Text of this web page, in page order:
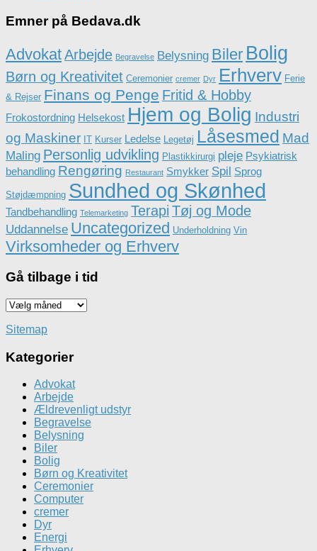
Emner på Bedava.dk
AdvokatArbejde Begravelse Belysning Biler Bolig
Børn og Kreativitet Ceremonier cremer Dyr Erhverv Ferie
& Rejser Finans og Penge Fritid & Hobby
Frokostordning Helsekost Hjem og Bolig Industri
og Maskiner IT Kurser Ledelse Legetøj Låsesmed Mad
Maling Personlig udvikling Plastikkirurgi pleje Psykiatrisk
behandling Rengøring Restaurant Smykker Spil Sprog
Støjdæmpning Sundhed og Skønhed
Tandbehandling Telemarketing Terapi Tøj og Mode
Uddannelse Uncategorized Underholdning Vin
Virksomheder og Erhverv
Gå tilbage i tid
Gå
iSitemap
Kategorier
Advokat
Arbejde
Ældrevenligt udstyr
Begravelse
Belysning
Biler
Bolig
Børn og Kreativitet
Ceremonier
Computer
cremer
Dyr
Energi